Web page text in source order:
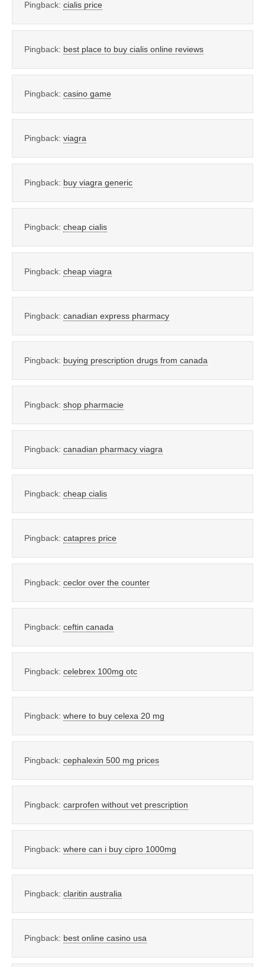
Pingback: cialis price
Pingback: best place to buy cialis online reviews
Pingback: casino game
Pingback: viagra
Pingback: buy viagra generic
Pingback: cheap cialis
Pingback: cheap viagra
Pingback: canadian express pharmacy
Pingback: buying prescription drugs from canada
Pingback: shop pharmacie
Pingback: canadian pharmacy viagra
Pingback: cheap cialis
Pingback: catapres price
Pingback: ceclor over the counter
Pingback: ceftin canada
Pingback: celebrex 100mg otc
Pingback: where to buy celexa 20 mg
Pingback: cephalexin 500 mg prices
Pingback: carprofen without vet prescription
Pingback: where can i buy cipro 1000mg
Pingback: claritin australia
Pingback: best online casino usa